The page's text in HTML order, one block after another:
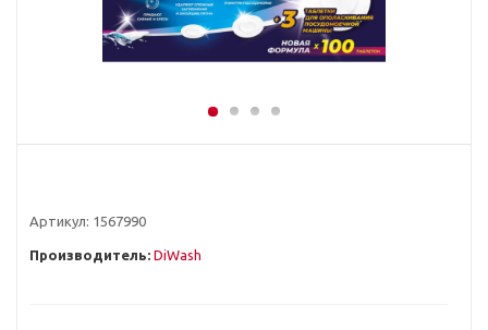
Артикул: 1567990
Производитель: DiWash